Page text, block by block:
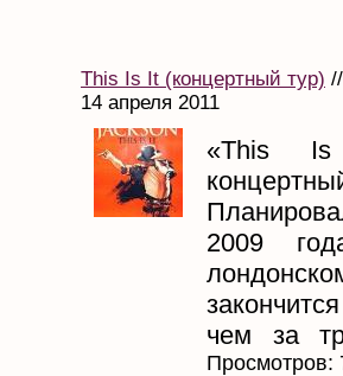
This Is It (концертный тур)
14 апреля 2011
«This
2009
чем за
Просмотров: